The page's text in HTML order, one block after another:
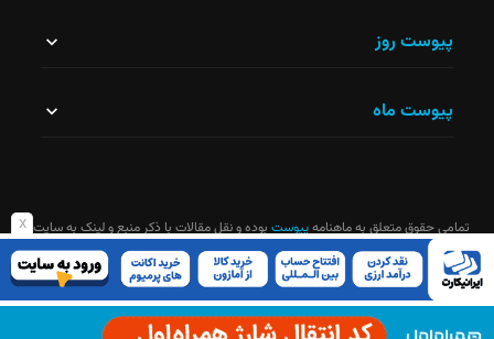
x
شود.
پیوست روز
پیوست ماه
تمامی حقوق متعلق به ماهنامهپیوست بوده و نقل مقالات با ذکر منبع و لینک به سایت
ماهنامه آزاد است